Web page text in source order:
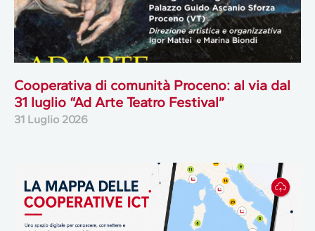
Cooperativa di comunità Proceno: al via dal
31 luglio “Ad Arte Teatro Festival”
31 Luglio 2026